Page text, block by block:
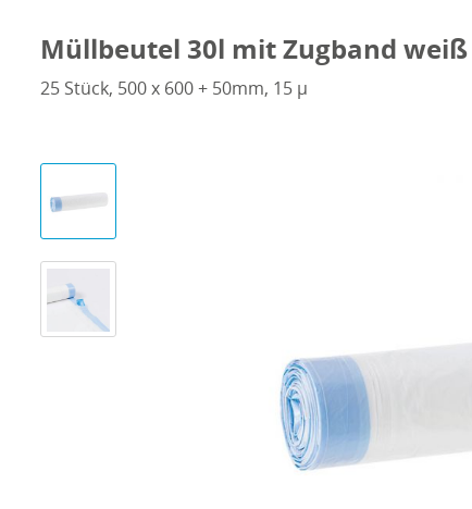
Müllbeutel 30l mit Zugband weiß
25 Stück, 500 x 600 + 50mm, 15 µ